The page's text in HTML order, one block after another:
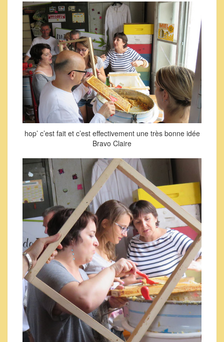
hop’ c’est fait et c’est effectivement une très bonne idée
Bravo Claire